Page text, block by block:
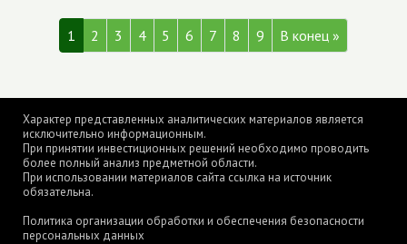
1 2 3 4 5 6 7 8 9 В конец »
Характер представленных аналитических материалов является
исключительно информационным.
При принятии инвестиционных решений необходимо проводить
более полный анализ предметной области.
При использовании материалов сайта ссылка на источник
обязательна.
Политика организации обработки и обеспечения безопасности
персональных данных